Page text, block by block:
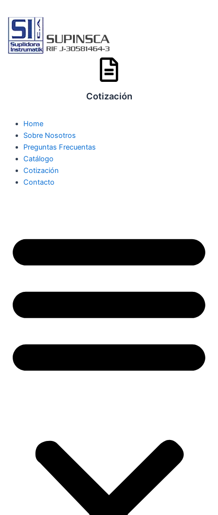
al
contenido
Cotización
Home
Sobre Nosotros
Preguntas Frecuentas
Catálogo
Cotización
Contacto